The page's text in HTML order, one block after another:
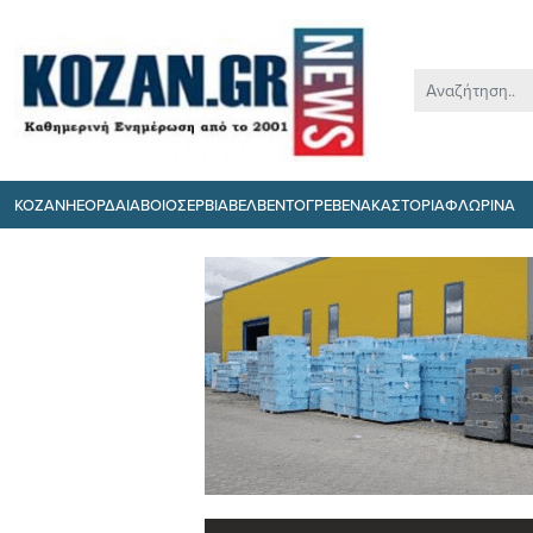
ΚΟΖΑΝΗΕΟΡΔΑΙΑΒΟΙΟΣΕΡΒΙΑΒΕΛΒΕΝΤΟΓΡΕΒΕΝΑΚΑΣΤΟΡΙΑΦΛΩΡΙΝΑ